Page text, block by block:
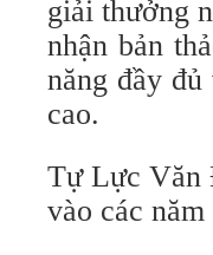
giải thưởng
nhận bản
năng đầy
cao.
Tự Lực Văn
vào các